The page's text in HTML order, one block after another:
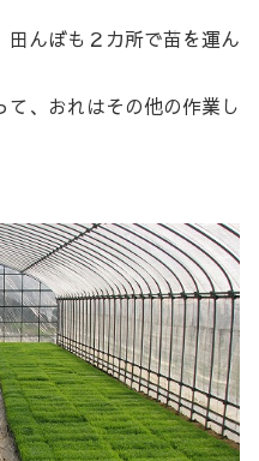
んぼも２カ所で苗を運ん
、おれはその他の作業し